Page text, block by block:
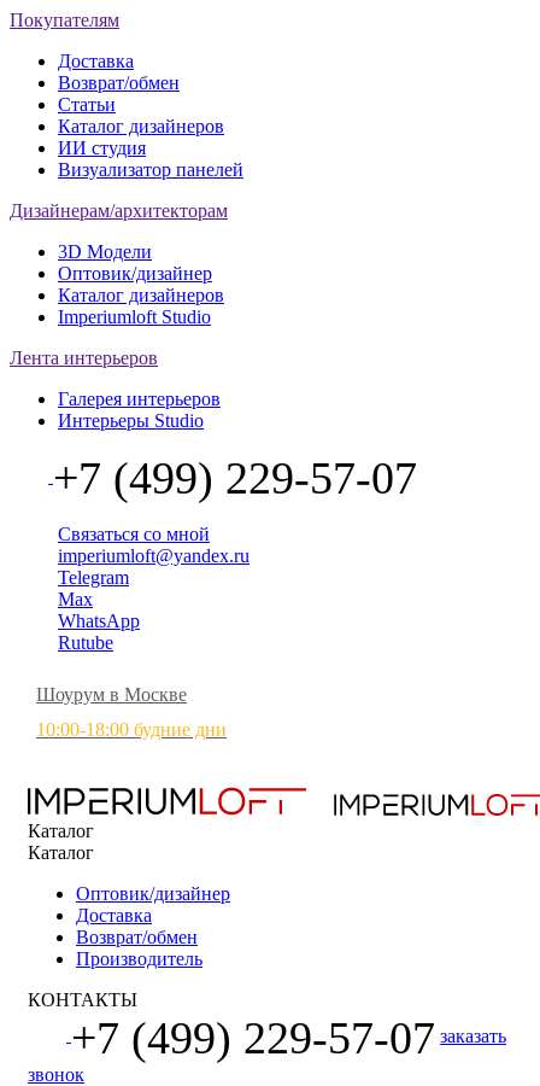
Покупателям
Доставка
Возврат/обмен
Статьи
Каталог дизайнеров
ИИ студия
Визуализатор панелей
Дизайнерам/архитекторам
3D Модели
Оптовик/дизайнер
Каталог дизайнеров
Imperiumloft Studio
Лента интерьеров
Галерея интерьеров
Интерьеры Studio
+7 (499) 229-57-07
Связаться со мной
imperiumloft@yandex.ru
Telegram
Max
WhatsApp
Rutube
Шоурум в Москве
10:00-18:00 будние дни
Каталог
Каталог
Оптовик/дизайнер
Доставка
Возврат/обмен
Производитель
КОНТАКТЫ
+7 (499) 229-57-07 заказать
звонок